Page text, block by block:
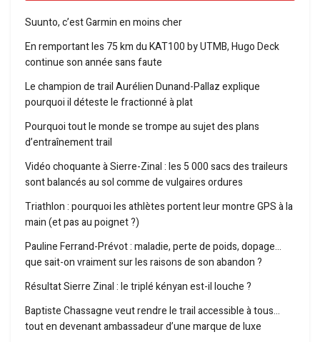
Suunto, c’est Garmin en moins cher
En remportant les 75 km du KAT100 by UTMB, Hugo Deck
continue son année sans faute
Le champion de trail Aurélien Dunand-Pallaz explique
pourquoi il déteste le fractionné à plat
Pourquoi tout le monde se trompe au sujet des plans
d’entraînement trail
Vidéo choquante à Sierre-Zinal : les 5 000 sacs des traileurs
sont balancés au sol comme de vulgaires ordures
Triathlon : pourquoi les athlètes portent leur montre GPS à la
main (et pas au poignet ?)
Pauline Ferrand-Prévot : maladie, perte de poids, dopage…
que sait-on vraiment sur les raisons de son abandon ?
Résultat Sierre Zinal : le triplé kényan est-il louche ?
Baptiste Chassagne veut rendre le trail accessible à tous…
tout en devenant ambassadeur d’une marque de luxe